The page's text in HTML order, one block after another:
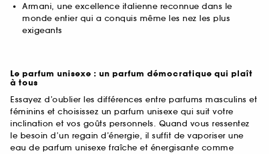
Armani, une excellence italienne reconnue dans le
monde entier qui a conquis même les nez les plus
exigeants
Le parfum unisexe : un parfum démocratique qui plaît
à tous
Essayez d’oublier les différences entre parfums masculins et
féminins et choisissez un parfum unisexe qui suit votre
inclination et vos goûts personnels. Quand vous ressentez
le besoin d’un regain d’énergie, il suffit de vaporiser une
eau de parfum unisexe fraîche et énergisante comme